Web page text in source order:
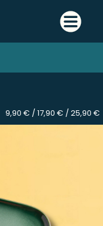
9,90 € / 17,90 € / 25,90 €